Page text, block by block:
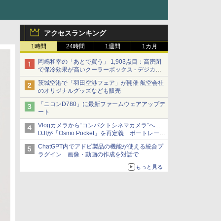
アクセスランキング
1時間 24時間 1週間 1カ月
岡嶋和幸の「あとで買う」 1,903点目：高密閉
で保冷効果が高いクーラーボックス - デジカメ
Watch
茨城空港で「羽田空港フェア」が開催 航空会社
のオリジナルグッズなども販売
「ニコンD780」に最新ファームウェアアップデ
ート
Vlogカメラから“コンパクトシネマカメラ”へ…
DJIが「Osmo Pocket」を再定義 ポートレート
重視の映像設計に
ChatGPT内でアドビ製品の機能が使える統合プ
ラグイン 画像・動画の作成を対話で
もっと見る